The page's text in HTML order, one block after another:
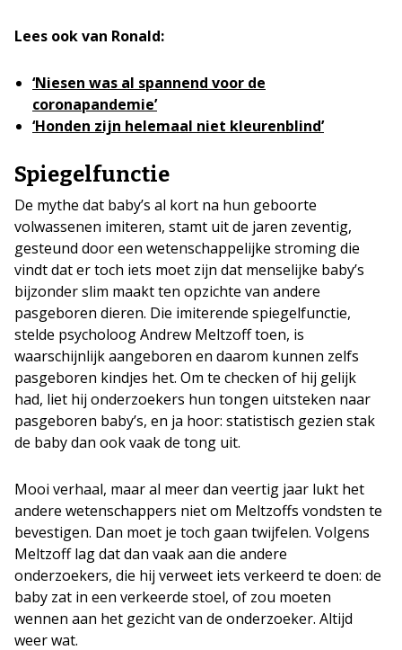
Lees ook van Ronald:
‘Niesen was al spannend voor de
coronapandemie’
‘Honden zijn helemaal niet kleurenblind’
Spiegelfunctie
De mythe dat baby’s al kort na hun geboorte
volwassenen imiteren, stamt uit de jaren zeventig,
gesteund door een wetenschappelijke stroming die
vindt dat er toch iets moet zijn dat menselijke baby’s
bijzonder slim maakt ten opzichte van andere
pasgeboren dieren. Die imiterende spiegelfunctie,
stelde psycholoog Andrew Meltzoff toen, is
waarschijnlijk aangeboren en daarom kunnen zelfs
pasgeboren kindjes het. Om te checken of hij gelijk
had, liet hij onderzoekers hun tongen uitsteken naar
pasgeboren baby’s, en ja hoor: statistisch gezien stak
de baby dan ook vaak de tong uit.
Mooi verhaal, maar al meer dan veertig jaar lukt het
andere wetenschappers niet om Meltzoffs vondsten te
bevestigen. Dan moet je toch gaan twijfelen. Volgens
Meltzoff lag dat dan vaak aan die andere
onderzoekers, die hij verweet iets verkeerd te doen: de
baby zat in een verkeerde stoel, of zou moeten
wennen aan het gezicht van de onderzoeker. Altijd
weer wat.